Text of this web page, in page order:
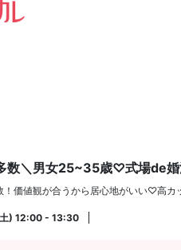
キップ
数＼男女25~35歳♡式場de婚
！価値観が合うから居心地がいい♡高カ
) 12:00 - 13:30